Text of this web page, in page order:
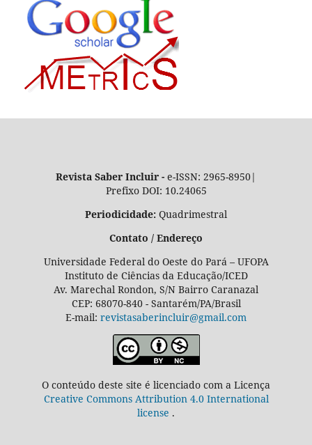
Revista Saber Incluir - e-ISSN: 2965-8950|
Prefixo DOI: 10.24065
Periodicidade: Quadrimestral
Contato / Endereço
Universidade Federal do Oeste do Pará – UFOPA
Instituto de Ciências da Educação/ICED
Av. Marechal Rondon, S/N Bairro Caranazal
CEP: 68070-840 - Santarém/PA/Brasil
E-mail: revistasaberincluir@gmail.com
O conteúdo deste site é licenciado com a Licença
Creative Commons Attribution 4.0 International
license .